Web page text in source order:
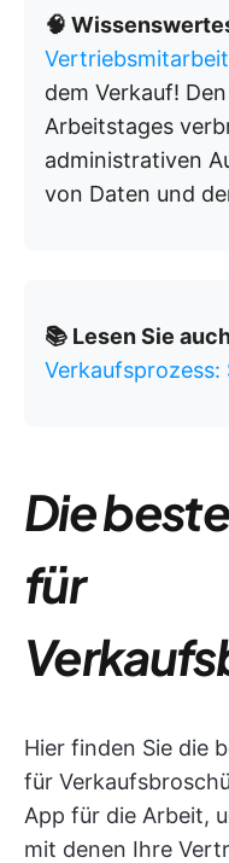
🧠
dem Verkauf!
Arbeitstages
administrativen
von Daten und
📚 Lesen Sie
Die
für
Hier finden Sie die
für
App für die Arbeit,
mit denen Ihre